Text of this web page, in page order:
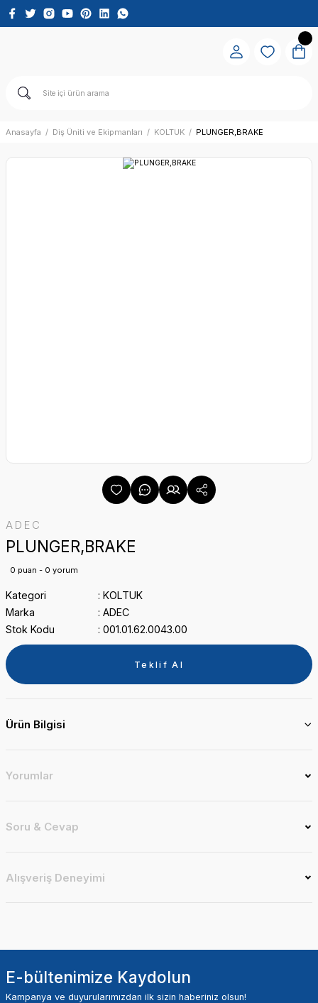
Anasayfa Diş Üniti ve Ekipmanları KOLTUK PLUNGER,BRAKE
ADEC
PLUNGER,BRAKE
0 puan - 0 yorum
Kategori
KOLTUK
Marka
ADEC
Stok Kodu
001.01.62.0043.00
Teklif Al
Ürün Bilgisi
Yorumlar
Soru & Cevap
Alışveriş Deneyimi
E-bültenimize Kaydolun
Kampanya ve duyurularımızdan ilk sizin haberiniz olsun!